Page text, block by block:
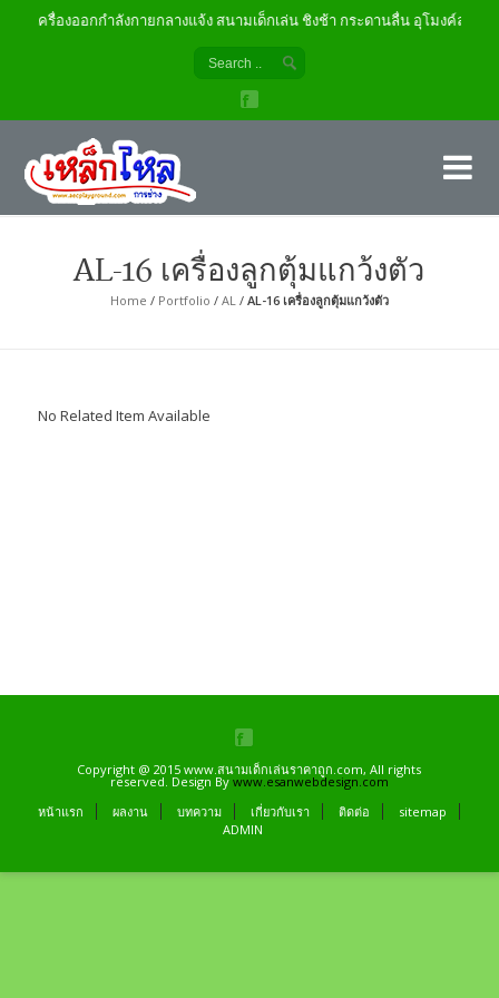
เครื่องออกกำลังกายกลางแจ้ง สนามเด็กเล่น ชิงช้า กระดานลื่น อุโมงค์ลอด
AL-16 เครื่องลูกตุ้มแกว้งตัว
Home / Portfolio / AL / AL-16 เครื่องลูกตุ้มแกว้งตัว
No Related Item Available
Copyright @ 2015 www.สนามเด็กเล่นราคาถูก.com, All rights
reserved. Design By www.esanwebdesign.com
หน้าแรก
ผลงาน บทความ เกี่ยวกับเรา ติดต่อ
sitemap
ADMIN